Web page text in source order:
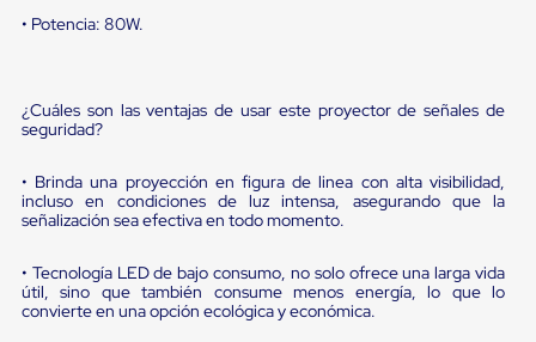
andén
andén
con
sistema
retención
de
ruedas
• Potencia: 80W.
¿Cuáles son las ventajas de usar este proyector de señales de
seguridad?
• Brinda una proyección en figura de linea con alta visibilidad,
incluso en condiciones de luz intensa, asegurando que la
señalización sea efectiva en todo momento.
• Tecnología LED de bajo consumo, no solo ofrece una larga vida
útil, sino que también consume menos energía, lo que lo
convierte en una opción ecológica y económica.